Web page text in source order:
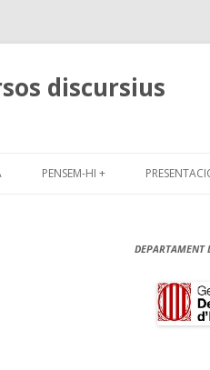
discursius
PENSEM-HI +
DEPARTAMENT